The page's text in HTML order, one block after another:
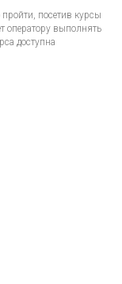
посетив курсы
оператору выполнять
доступна